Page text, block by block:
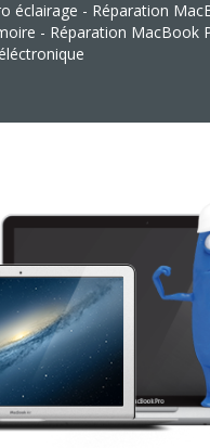
éclairage - Réparation
- Réparation MacBook